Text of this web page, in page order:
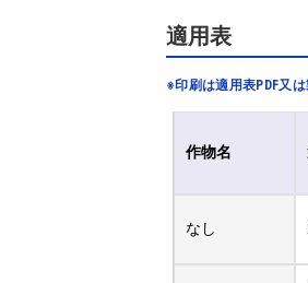
適用表
※印刷は適用表PDF又
作物名
なし